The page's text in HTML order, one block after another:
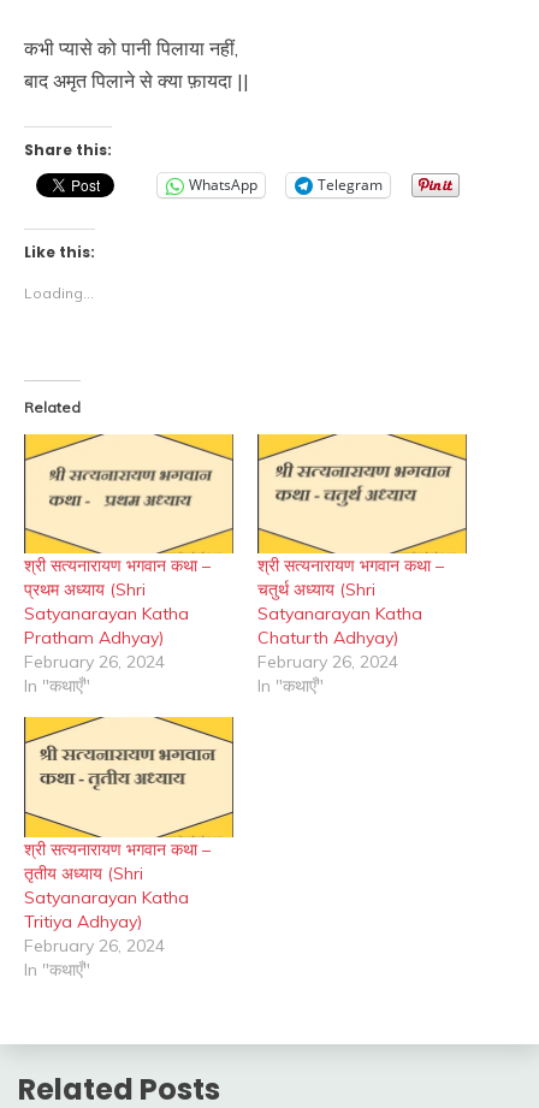
कभी प्यासे को पानी पिलाया नहीं,
बाद अमृत पिलाने से क्या फ़ायदा ||
Share this:
WhatsApp
Telegram
Like this:
Loading...
Related
श्री सत्यनारायण भगवान कथा –
प्रथम अध्याय (Shri
Satyanarayan Katha
Pratham Adhyay)
February 26, 2024
In "कथाएँ"
श्री सत्यनारायण भगवान कथा –
चतुर्थ अध्याय (Shri
Satyanarayan Katha
Chaturth Adhyay)
February 26, 2024
In "कथाएँ"
श्री सत्यनारायण भगवान कथा –
तृतीय अध्याय (Shri
Satyanarayan Katha
Tritiya Adhyay)
February 26, 2024
In "कथाएँ"
Related Posts